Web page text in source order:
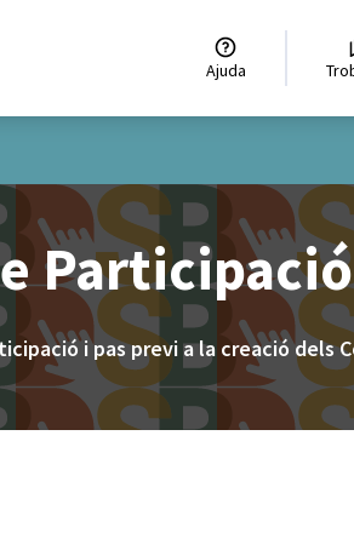
Ajuda
Participació
i pas previ a la creació dels